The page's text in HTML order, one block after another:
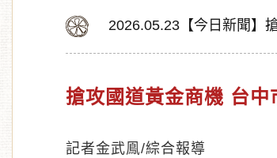
2026.05.23【今日新聞】
搶攻國道黃金商機 台
記者金武鳯/綜合報導